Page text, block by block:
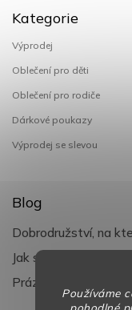
Používáme
pohodlné
Kategorie
Výprodej
Oblečení pro děti
Oblečení pro rodiče
Dárkové poukazy
Výprodej se slevou
Blog
Dobrodružství, na
Jak si užít léto s
Prázdniny klepou na